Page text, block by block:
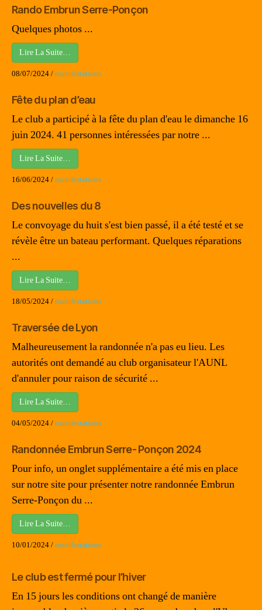
Rando Embrun Serre-Ponçon
Quelques photos ...
Lire La Suite…
08/07/2024/manifestations
Fête du plan d’eau
Le club a participé à la fête du plan d'eau le dimanche 16
juin 2024. 41 personnes intéressées par notre ...
Lire La Suite…
16/06/2024/manifestations
Des nouvelles du 8
Le convoyage du huit s'est bien passé, il a été testé et se
révèle être un bateau performant. Quelques réparations
...
Lire La Suite…
18/05/2024/manifestations
Traversée de Lyon
Malheureusement la randonnée n'a pas eu lieu. Les
autorités ont demandé au club organisateur l'AUNL
d'annuler pour raison de sécurité ...
Lire La Suite…
04/05/2024/manifestations
Randonnée Embrun Serre- Ponçon 2024
Pour info, un onglet supplémentaire a été mis en place
sur notre site pour présenter notre randonnée Embrun
Serre-Ponçon du ...
Lire La Suite…
10/01/2024/manifestations
Le club est fermé pour l’hiver
En 15 jours les conditions ont changé de manière